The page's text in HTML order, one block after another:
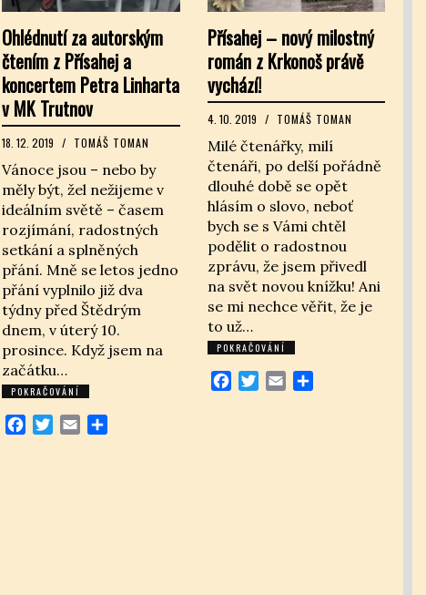
Ohlédnutí za autorským
čtením z Přísahej a
koncertem Petra Linharta
v MK Trutnov
18. 12. 2019 / TOMÁŠ TOMAN
Vánoce jsou – nebo by
měly být, žel nežijeme v
ideálním světě – časem
rozjímání, radostných
setkání a splněných
přání. Mně se letos jedno
přání vyplnilo již dva
týdny před Štědrým
dnem, v úterý 10.
prosince. Když jsem na
začátku…
POKRAČOVÁNÍ
Facebook
Twitter
Email
Přísahej – nový milostný
román z Krkonoš právě
vychází!
4. 10. 2019 / TOMÁŠ TOMAN
Milé čtenářky, milí
čtenáři, po delší pořádně
dlouhé době se opět
hlásím o slovo, neboť
bych se s Vámi chtěl
podělit o radostnou
zprávu, že jsem přivedl
na svět novou knížku! Ani
se mi nechce věřit, že je
to už…
POKRAČOVÁNÍ
Facebook
Twitter
Email